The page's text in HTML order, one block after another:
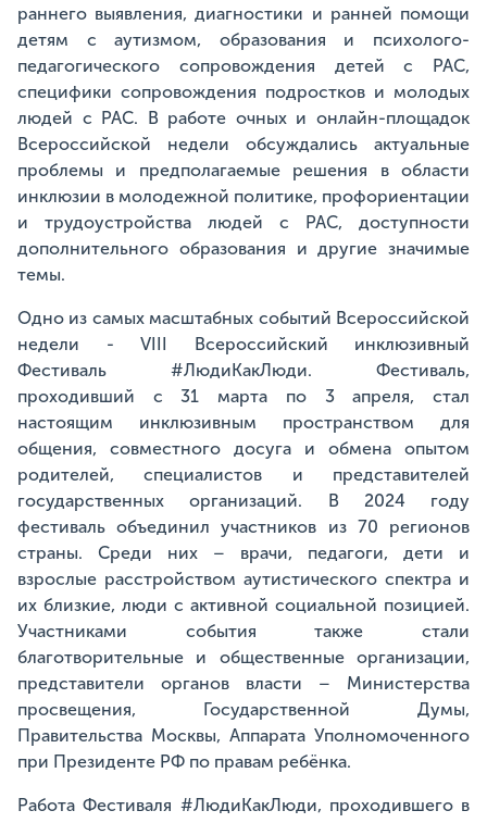
раннего выявления, диагностики и ранней помощи
детям с аутизмом, образования и психолого-
педагогического сопровождения детей с РАС,
специфики сопровождения подростков и молодых
людей с РАС. В работе очных и онлайн-площадок
Всероссийской недели обсуждались актуальные
проблемы и предполагаемые решения в области
инклюзии в молодежной политике, профориентации
и трудоустройства людей с РАС, доступности
дополнительного образования и другие значимые
темы.
Одно из самых масштабных событий Всероссийской
недели - VIII Всероссийский инклюзивный
Фестиваль #ЛюдиКакЛюди. Фестиваль,
проходивший с 31 марта по 3 апреля, стал
настоящим инклюзивным пространством для
общения, совместного досуга и обмена опытом
родителей, специалистов и представителей
государственных организаций. В 2024 году
фестиваль объединил участников из 70 регионов
страны. Среди них – врачи, педагоги, дети и
взрослые расстройством аутистического спектра и
их близкие, люди с активной социальной позицией.
Участниками события также стали
благотворительные и общественные организации,
представители органов власти – Министерства
просвещения, Государственной Думы,
Правительства Москвы, Аппарата Уполномоченного
при Президенте РФ по правам ребёнка.
Работа Фестиваля #ЛюдиКакЛюди, проходившего в